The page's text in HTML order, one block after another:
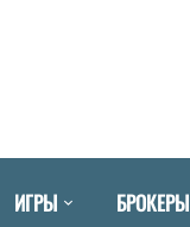
ИГРЫ БРОКЕРЫ